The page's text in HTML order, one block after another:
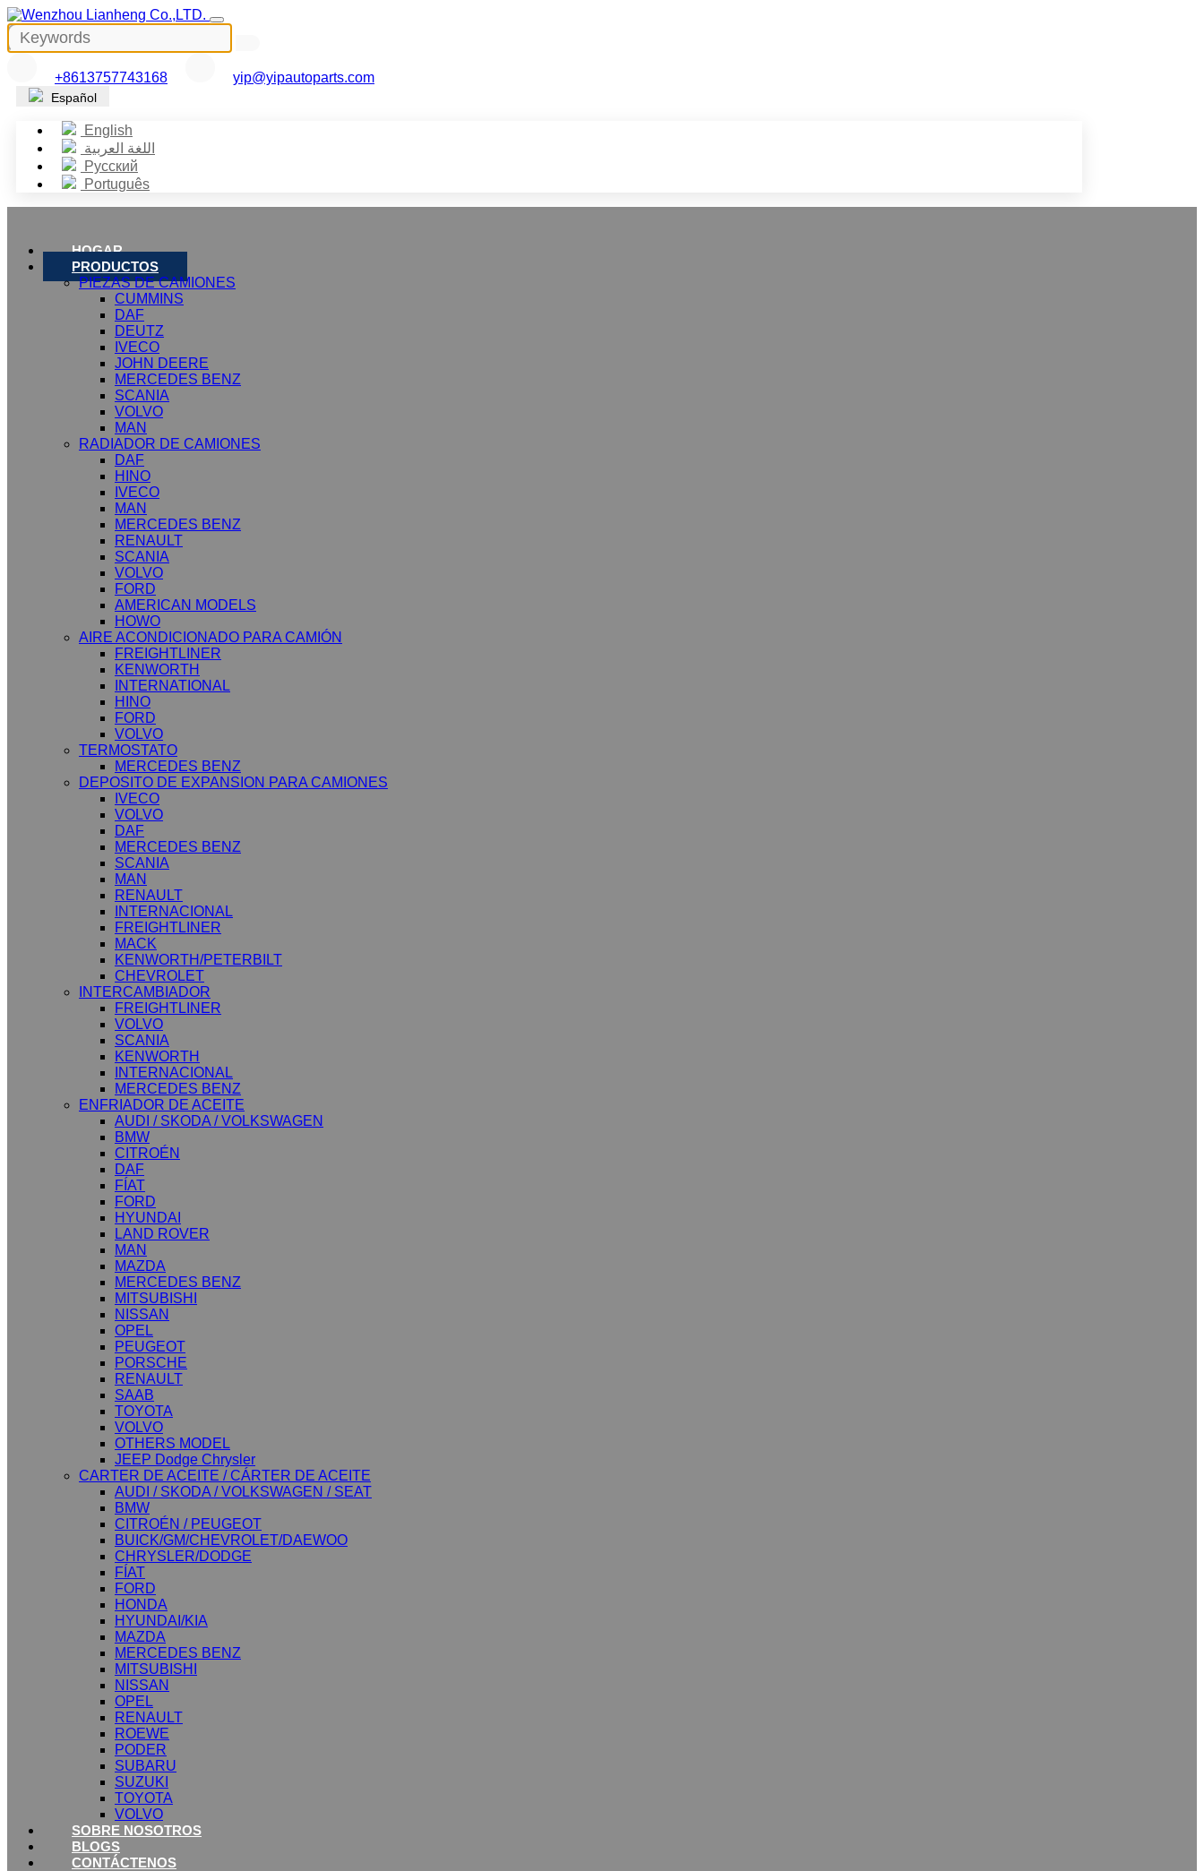
+8613757743168 yip@yipautoparts.com
Español
English
اللغة العربية
Русский
Português
HOGAR
PRODUCTOS
PIEZAS DE CAMIONES
CUMMINS
DAF
DEUTZ
IVECO
JOHN DEERE
MERCEDES BENZ
SCANIA
VOLVO
MAN
RADIADOR DE CAMIONES
DAF
HINO
IVECO
MAN
MERCEDES BENZ
RENAULT
SCANIA
VOLVO
FORD
AMERICAN MODELS
HOWO
AIRE ACONDICIONADO PARA CAMIÓN
FREIGHTLINER
KENWORTH
INTERNATIONAL
HINO
FORD
VOLVO
TERMOSTATO
MERCEDES BENZ
DEPOSITO DE EXPANSION PARA CAMIONES
IVECO
VOLVO
DAF
MERCEDES BENZ
SCANIA
MAN
RENAULT
INTERNACIONAL
FREIGHTLINER
MACK
KENWORTH/PETERBILT
CHEVROLET
INTERCAMBIADOR
FREIGHTLINER
VOLVO
SCANIA
KENWORTH
INTERNACIONAL
MERCEDES BENZ
ENFRIADOR DE ACEITE
AUDI / SKODA / VOLKSWAGEN
BMW
CITROÉN
DAF
FÍAT
FORD
HYUNDAI
LAND ROVER
MAN
MAZDA
MERCEDES BENZ
MITSUBISHI
NISSAN
OPEL
PEUGEOT
PORSCHE
RENAULT
SAAB
TOYOTA
VOLVO
OTHERS MODEL
JEEP Dodge Chrysler
CARTER DE ACEITE / CÁRTER DE ACEITE
AUDI / SKODA / VOLKSWAGEN / SEAT
BMW
CITROÉN / PEUGEOT
BUICK/GM/CHEVROLET/DAEWOO
CHRYSLER/DODGE
FÍAT
FORD
HONDA
HYUNDAI/KIA
MAZDA
MERCEDES BENZ
MITSUBISHI
NISSAN
OPEL
RENAULT
ROEWE
PODER
SUBARU
SUZUKI
TOYOTA
VOLVO
SOBRE NOSOTROS
BLOGS
CONTÁCTENOS